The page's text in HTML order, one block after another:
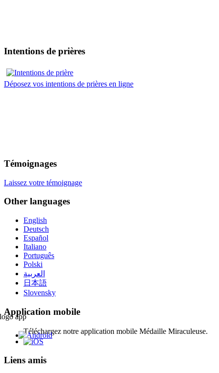
Intentions de prières
Déposez vos intentions de prières en ligne
Témoignages
Laissez votre témoignage
Other languages
English
Deutsch
Español
Italiano
Português
Polski
العربية
日本語
Slovensky
Application mobile
Téléchargez notre application mobile Médaille Miraculeuse.
Liens amis